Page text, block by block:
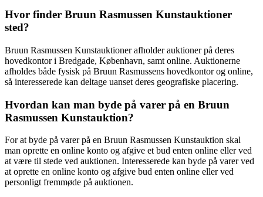
Hvor finder Bruun Rasmussen Kunstauktioner
sted?
Bruun Rasmussen Kunstauktioner afholder auktioner på deres
hovedkontor i Bredgade, København, samt online. Auktionerne
afholdes både fysisk på Bruun Rasmussens hovedkontor og online,
så interesserede kan deltage uanset deres geografiske placering.
Hvordan kan man byde på varer på en Bruun
Rasmussen Kunstauktion?
For at byde på varer på en Bruun Rasmussen Kunstauktion skal
man oprette en online konto og afgive et bud enten online eller ved
at være til stede ved auktionen. Interesserede kan byde på varer ved
at oprette en online konto og afgive bud enten online eller ved
personligt fremmøde på auktionen.